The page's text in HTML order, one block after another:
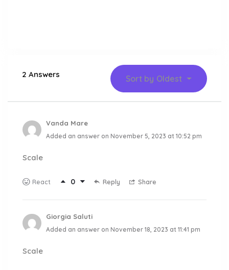
2 Answers Sort by Oldest
Vanda Mare
Added an answer on November 5, 2023 at 10:52 pm
Scale
React 0 Reply Share
Giorgia Saluti
Added an answer on November 18, 2023 at 11:41 pm
Scale